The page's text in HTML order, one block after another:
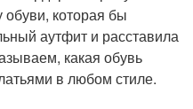
которая бы
аутфит и расставила
какая обувь
в любом стиле.